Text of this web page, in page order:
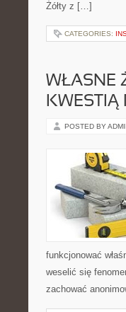
Żółty z […]
CATEGORIES:
WŁASNE
KWESTIĄ
POSTED BY
funkcjonować
weselić się
zachować